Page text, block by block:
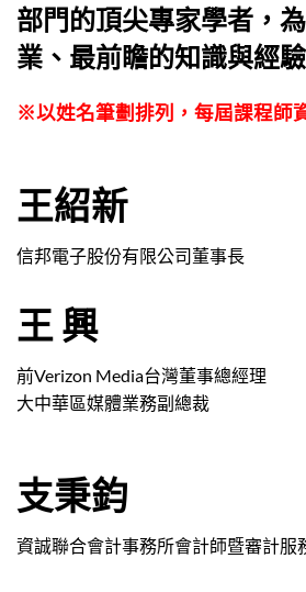
部門的頂尖專家學者，
業、最前瞻的知識與經
※以姓名筆劃排列，每屆課程師
王紹新
信邦電子股份有限公司董事長
王 興
前Verizon Media台灣董事總經理
大中華區媒體業務副總裁
支秉鈞
資誠聯合會計事務所會計師暨審計服